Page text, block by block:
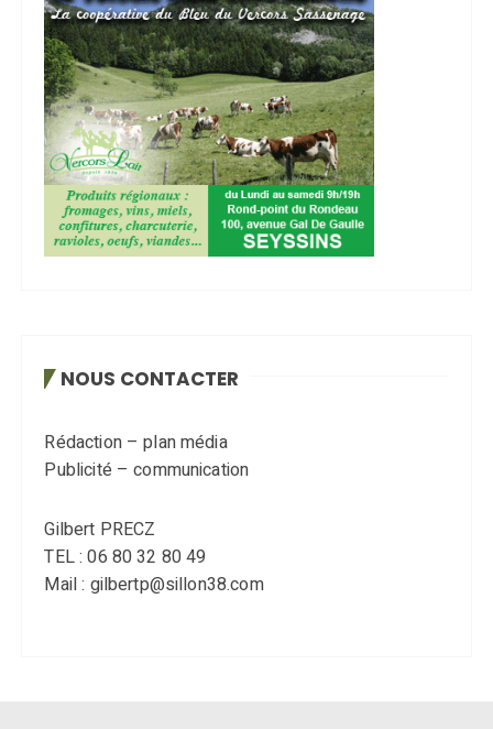
NOUS CONTACTER
Rédaction – plan média
Publicité – communication
Gilbert PRECZ
TEL : 06 80 32 80 49
Mail : gilbertp@sillon38.com